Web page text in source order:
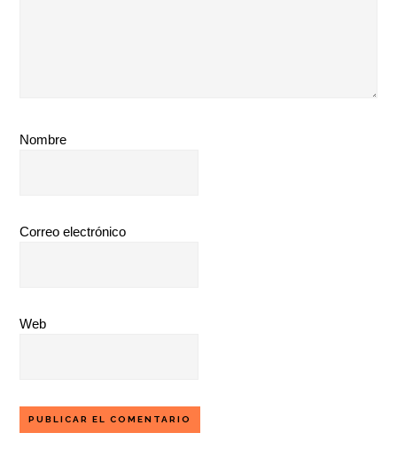
Nombre
Correo electrónico
Web